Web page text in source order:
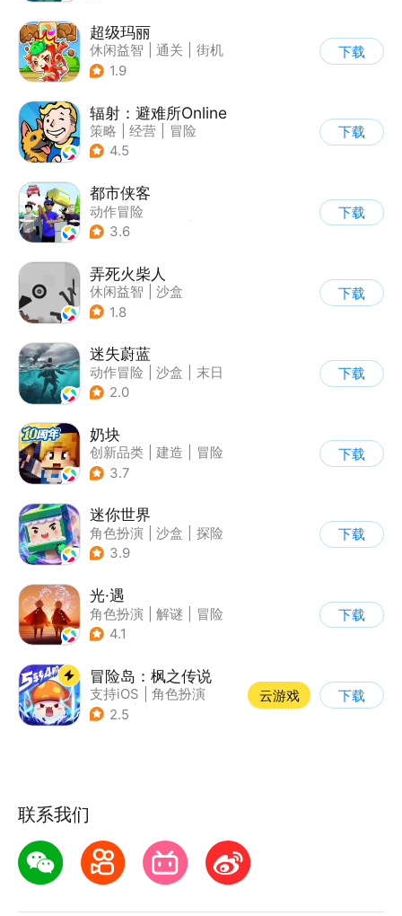
超级玛丽
休闲益智 通关
街机
| 儿童游戏
1.9
下载
辐射：避难所Online
策略 经营
冒险
| 辐射
4.5
下载
都市侠客
动作冒险
| 第一人称射击
3.6
下载
弄死火柴人
休闲益智
沙盒
| 火柴人
1.8
下载
迷失蔚蓝
动作冒险 沙盒
末日
| 开放世界
2.0
下载
奶块
创新品类 建造
冒险
| 开放世界
3.7
下载
迷你世界
角色扮演 沙盒
探险
| 我的世界
3.9
下载
光·遇
角色扮演 解谜
冒险
| 开放世界
4.1
下载
冒险岛：枫之传说
支持iOS
角色扮演
| 放置
2.5
云游戏 下载
联系我们